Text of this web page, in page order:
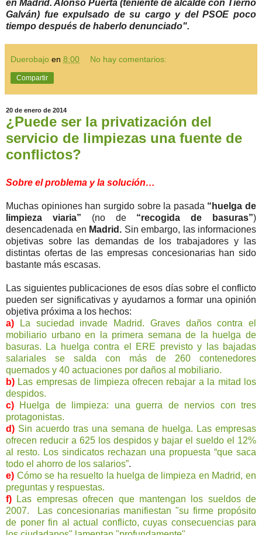
en Madrid. Alonso Puerta (teniente de alcalde con Tierno
Galván) fue expulsado de su cargo y del PSOE poco
tiempo después de haberlo denunciado".
Duerobajo en 8:00 No hay comentarios:
Compartir
20 de enero de 2014
¿Puede ser la privatización del
servicio de limpiezas una fuente de
conflictos?
Sobre el problema y la solución…
Muchas opiniones han surgido sobre la pasada “huelga de
limpieza viaria” (no de “recogida de basuras”)
desencadenada en Madrid. Sin embargo, las informaciones
objetivas sobre las demandas de los trabajadores y las
distintas ofertas de las empresas concesionarias han sido
bastante más escasas.
Las siguientes publicaciones de esos días sobre el conflicto
pueden ser significativas y ayudarnos a formar una opinión
objetiva próxima a los hechos:
a)
La suciedad invade Madrid. Graves daños contra el
mobiliario urbano en la primera semana de la huelga de
basuras. La huelga contra el ERE previsto y las bajadas
salariales se salda con más de 260 contenedores
quemados y 40 actuaciones por daños al mobiliario.
b) Las empresas de limpieza ofrecen rebajar a la mitad los
despidos.
c)
Huelga de limpieza: una guerra de nervios con tres
protagonistas.
d) Sin acuerdo tras una semana de huelga. Las empresas
ofrecen reducir a 625 los despidos y bajar el sueldo el 12%
al resto. Los sindicatos rechazan una propuesta “que saca
todo el ahorro de los salarios”.
e) Cómo se ha resuelto la huelga de limpieza en Madrid, en
preguntas y respuestas.
f)
Las empresas ofrecen que mantengan los sueldos de
2007. Las concesionarias manifiestan "su firme propósito
de poner fin al actual conflicto, cuyas consecuencias para